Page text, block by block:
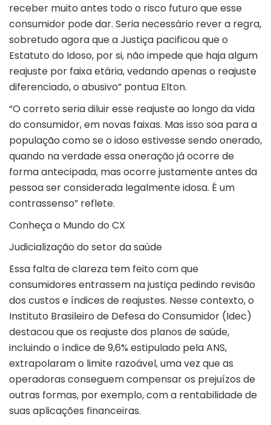
receber muito antes todo o risco futuro que esse
consumidor pode dar. Seria necessário rever a regra,
sobretudo agora que a Justiça pacificou que o
Estatuto do Idoso, por si, não impede que haja algum
reajuste por faixa etária, vedando apenas o reajuste
diferenciado, o abusivo” pontua Elton.
“O correto seria diluir esse reajuste ao longo da vida
do consumidor, em novas faixas. Mas isso soa para a
população como se o idoso estivesse sendo onerado,
quando na verdade essa oneração já ocorre de
forma antecipada, mas ocorre justamente antes da
pessoa ser considerada legalmente idosa. É um
contrassenso” reflete.
Conheça o Mundo do CX
Judicialização do setor da saúde
Essa falta de clareza tem feito com que
consumidores entrassem na justiça pedindo revisão
dos custos e índices de reajustes. Nesse contexto, o
Instituto Brasileiro de Defesa do Consumidor (Idec)
destacou que os reajuste dos planos de saúde,
incluindo o índice de 9,6% estipulado pela ANS,
extrapolaram o limite razoável, uma vez que as
operadoras conseguem compensar os prejuízos de
outras formas, por exemplo, com a rentabilidade de
suas aplicações financeiras.